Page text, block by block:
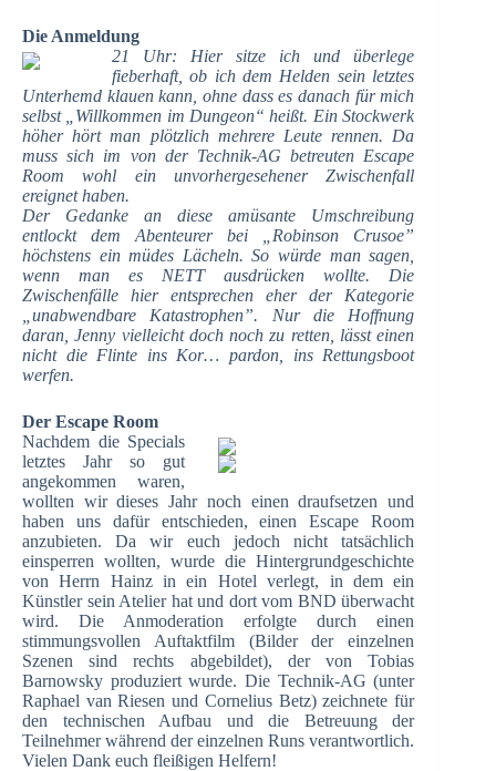
Die Anmeldung
21 Uhr: Hier sitze ich und überlege
fieberhaft, ob ich dem Helden sein letztes
Unterhemd klauen kann, ohne dass es danach für mich
selbst „Willkommen im Dungeon“ heißt. Ein Stockwerk
höher hört man plötzlich mehrere Leute rennen. Da
muss sich im von der Technik-AG betreuten Escape
Room wohl ein unvorhergesehener Zwischenfall
ereignet haben.
Der Gedanke an diese amüsante Umschreibung
entlockt dem Abenteurer bei „Robinson Crusoe”
höchstens ein müdes Lächeln. So würde man sagen,
wenn man es NETT ausdrücken wollte. Die
Zwischenfälle hier entsprechen eher der Kategorie
„unabwendbare Katastrophen”. Nur die Hoffnung
daran, Jenny vielleicht doch noch zu retten, lässt einen
nicht die Flinte ins Kor… pardon, ins Rettungsboot
werfen.
Der Escape Room
Nachdem die Specials
letztes Jahr so gut
angekommen waren,
wollten wir dieses Jahr noch einen draufsetzen und
haben uns dafür entschieden, einen Escape Room
anzubieten. Da wir euch jedoch nicht tatsächlich
einsperren wollten, wurde die Hintergrundgeschichte
von Herrn Hainz in ein Hotel verlegt, in dem ein
Künstler sein Atelier hat und dort vom BND überwacht
wird. Die Anmoderation erfolgte durch einen
stimmungsvollen Auftaktfilm (Bilder der einzelnen
Szenen sind rechts abgebildet), der von Tobias
Barnowsky produziert wurde. Die Technik-AG (unter
Raphael van Riesen und Cornelius Betz) zeichnete für
den technischen Aufbau und die Betreuung der
Teilnehmer während der einzelnen Runs verantwortlich.
Vielen Dank euch fleißigen Helfern!